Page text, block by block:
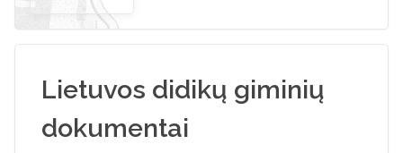
Lietuvos didikų giminių
dokumentai